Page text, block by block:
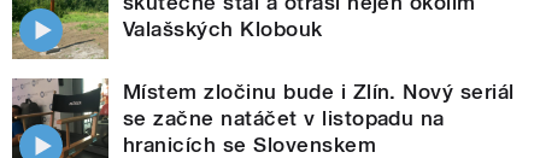
Valašských Klobouk
Místem zločinu bude i Zlín. Nový seriál
se začne natáčet v listopadu na
hranicích se Slovenskem